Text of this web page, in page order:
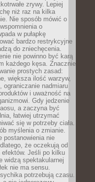
zrywy. Lepiej
niż raz na kilka
Nie sposób mówić o
o
w pułapkę
bardzo restrykcyjne
do zniechęcenia.
nie powinno być karą
każdego kęsa. Znacznie
prostych zasad:
większa ilość warzyw,
ograniczanie nadmiaru
i uważność na
Gdy jedzenie
a zaczyna być
łatwiej utrzymać
się w potrzeby ciała.
myślenia o zmianie.
postanowienia nie
że oczekują od
Jeśli po kilku
widzą spektakularnej
nie ma sensu.
potrzebują czasu.